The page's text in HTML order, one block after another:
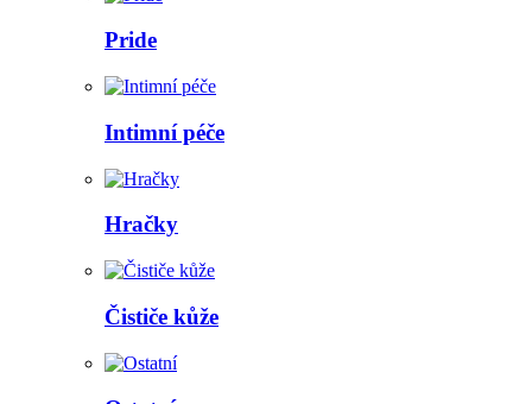
Pride
Intimní péče
Hračky
Čističe kůže